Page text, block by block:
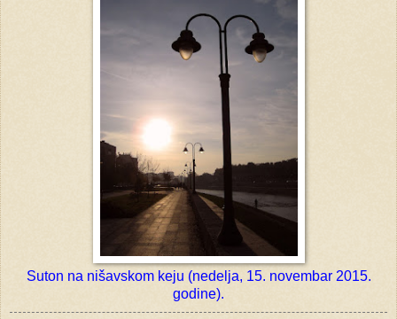
Suton na nišavskom keju (nedelja, 15. novembar 2015.
godine).